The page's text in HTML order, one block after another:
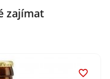
zajímat
